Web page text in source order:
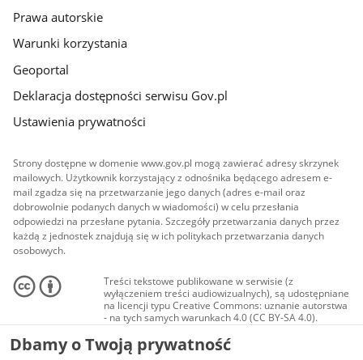
Prawa autorskie
Warunki korzystania
Geoportal
Deklaracja dostępności serwisu Gov.pl
Ustawienia prywatności
Strony dostępne w domenie www.gov.pl mogą zawierać adresy skrzynek
mailowych. Użytkownik korzystający z odnośnika będącego adresem e-
mail zgadza się na przetwarzanie jego danych (adres e-mail oraz
dobrowolnie podanych danych w wiadomości) w celu przesłania
odpowiedzi na przesłane pytania. Szczegóły przetwarzania danych przez
każdą z jednostek znajdują się w ich politykach przetwarzania danych
osobowych.
Treści tekstowe publikowane w serwisie (z
wyłączeniem treści audiowizualnych), są udostępniane
na licencji typu Creative Commons: uznanie autorstwa
- na tych samych warunkach 4.0 (CC BY-SA 4.0).
Materiały audiowizualne, w tym zdjęcia, materiały
audio i wideo, są udostępniane na licencji typu
Creative Commons: uznanie autorstwa użycie
Dbamy o Twoją prywatność